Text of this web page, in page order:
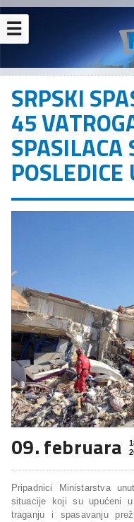
☰
SRPSKI
45
SPASILACA
09. februara
Pripadnici Ministarstva
situacije koji su upućeni
traganju i spasavanju